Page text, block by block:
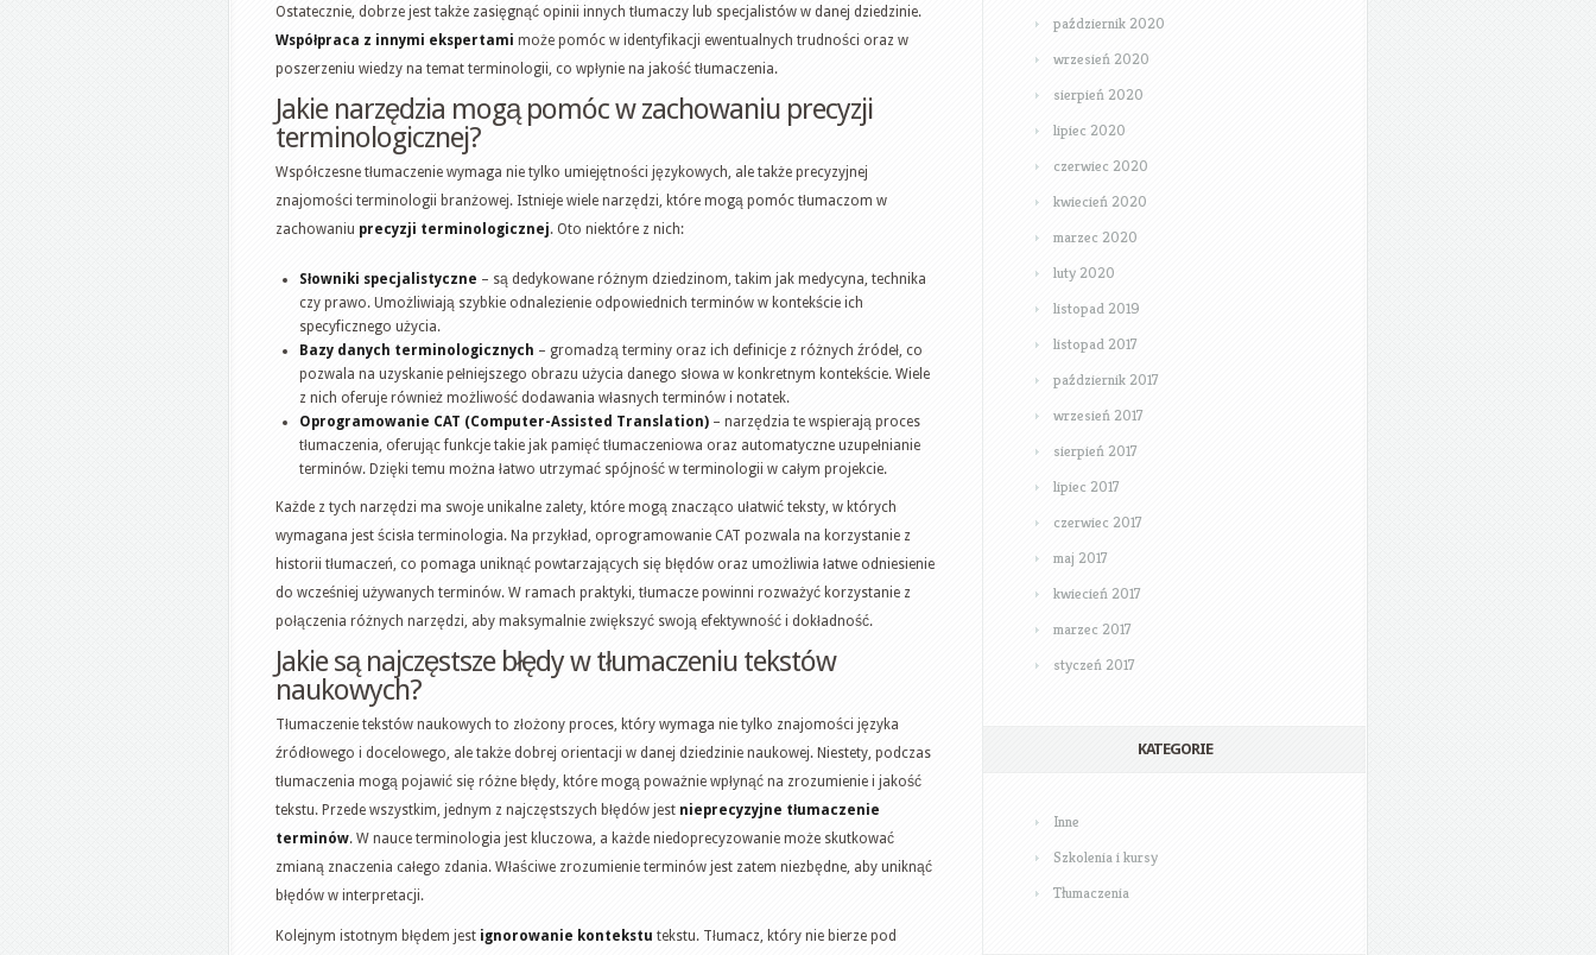
Ostatecznie, dobrze jest także zasięgnąć opinii innych tłumaczy lub specjalistów w danej dziedzinie.
Współpraca z innymi ekspertami może pomóc w identyfikacji ewentualnych trudności oraz w
poszerzeniu wiedzy na temat terminologii, co wpłynie na jakość tłumaczenia.
Jakie narzędzia mogą pomóc w zachowaniu precyzji
terminologicznej?
Współczesne tłumaczenie wymaga nie tylko umiejętności językowych, ale także precyzyjnej
znajomości terminologii branżowej. Istnieje wiele narzędzi, które mogą pomóc tłumaczom w
zachowaniu precyzji terminologicznej. Oto niektóre z nich:
Słowniki specjalistyczne – są dedykowane różnym dziedzinom, takim jak medycyna, technika
czy prawo. Umożliwiają szybkie odnalezienie odpowiednich terminów w kontekście ich
specyficznego użycia.
Bazy danych terminologicznych – gromadzą terminy oraz ich definicje z różnych źródeł, co
pozwala na uzyskanie pełniejszego obrazu użycia danego słowa w konkretnym kontekście. Wiele
z nich oferuje również możliwość dodawania własnych terminów i notatek.
Oprogramowanie CAT (Computer-Assisted Translation) – narzędzia te wspierają proces
tłumaczenia, oferując funkcje takie jak pamięć tłumaczeniowa oraz automatyczne uzupełnianie
terminów. Dzięki temu można łatwo utrzymać spójność w terminologii w całym projekcie.
Każde z tych narzędzi ma swoje unikalne zalety, które mogą znacząco ułatwić teksty, w których
wymagana jest ścisła terminologia. Na przykład, oprogramowanie CAT pozwala na korzystanie z
historii tłumaczeń, co pomaga uniknąć powtarzających się błędów oraz umożliwia łatwe odniesienie
do wcześniej używanych terminów. W ramach praktyki, tłumacze powinni rozważyć korzystanie z
połączenia różnych narzędzi, aby maksymalnie zwiększyć swoją efektywność i dokładność.
Jakie są najczęstsze błędy w tłumaczeniu tekstów
naukowych?
Tłumaczenie tekstów naukowych to złożony proces, który wymaga nie tylko znajomości języka
źródłowego i docelowego, ale także dobrej orientacji w danej dziedzinie naukowej. Niestety, podczas
tłumaczenia mogą pojawić się różne błędy, które mogą poważnie wpłynąć na zrozumienie i jakość
tekstu. Przede wszystkim, jednym z najczęstszych błędów jest nieprecyzyjne tłumaczenie
terminów. W nauce terminologia jest kluczowa, a każde niedoprecyzowanie może skutkować
zmianą znaczenia całego zdania. Właściwe zrozumienie terminów jest zatem niezbędne, aby uniknąć
błędów w interpretacji.
Kolejnym istotnym błędem jest ignorowanie kontekstu tekstu. Tłumacz, który nie bierze pod
październik 2020
wrzesień 2020
sierpień 2020
lipiec 2020
czerwiec 2020
kwiecień 2020
marzec 2020
luty 2020
listopad 2019
listopad 2017
październik 2017
wrzesień 2017
sierpień 2017
lipiec 2017
czerwiec 2017
maj 2017
kwiecień 2017
marzec 2017
styczeń 2017
KATEGORIE
Inne
Szkolenia i kursy
Tłumaczenia